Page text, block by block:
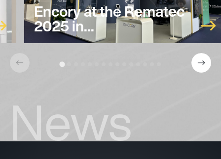
News
Encory at the Rematec
2025 in...